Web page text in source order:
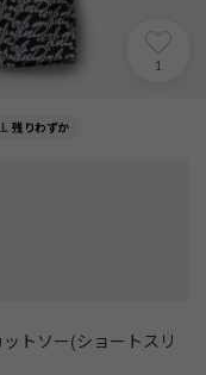
1
残りわずか
ットソー(ショートスリ